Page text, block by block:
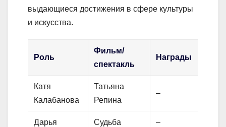
выдающиеся достижения в сфере культуры
и искусства.
Роль
Фильм/
спектакль
Награды
Катя
Калабанова
Татьяна
Репина
–
Дарья Судьба –